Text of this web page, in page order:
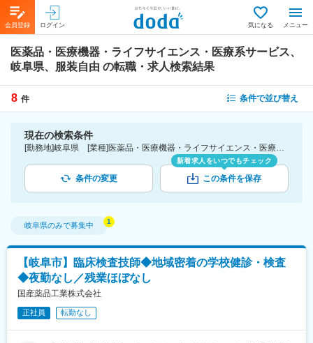
会員登録 ログイン 気になる メニュー
医薬品・医療機器・ライフサイエンス・医療系サービス、
岐阜県、服装自由 の転職・求人検索結果
8 件 条件で並び替え
現在の検索条件
[勤務地]岐阜県 [業種]医薬品・医療機器・ライフサイエンス・医療系サービス [詳細条件](会社・職場の環境)服装自由
条件の変更
新着求人をいつでもチェック
この条件を保存
岐阜県のみで募集中
【岐阜市】臨床検査技師◆地域密着の学校健診・検査
◆夜勤なし／残業ほぼなし
国産薬品工業株式会社
正社員 転勤なし